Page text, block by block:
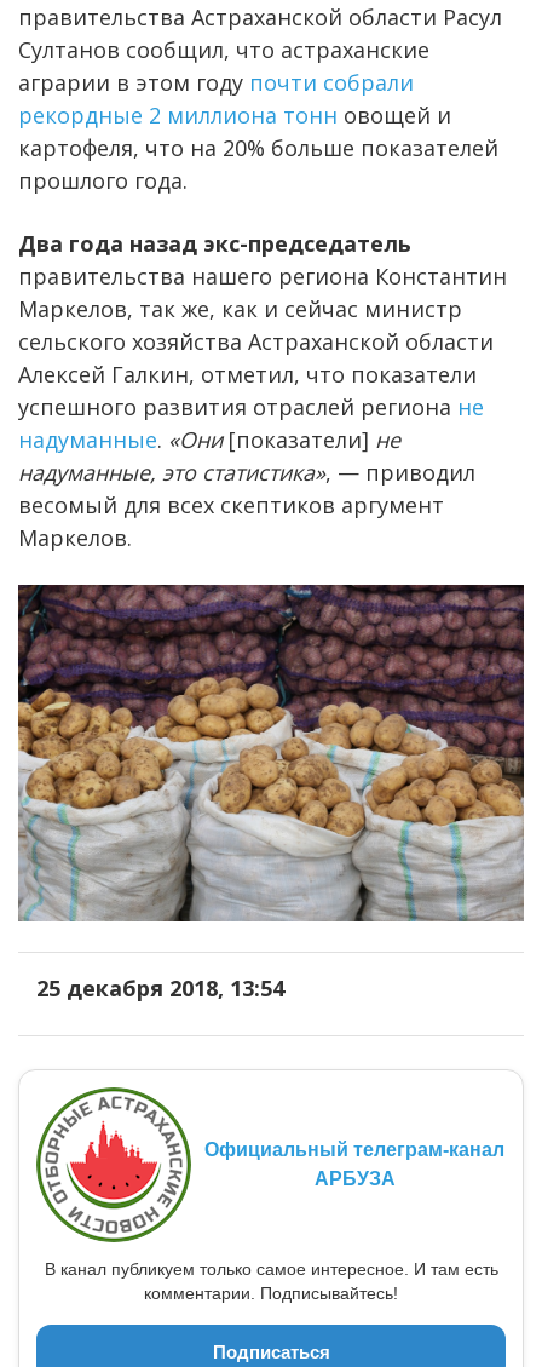
правительства Астраханской области Расул
Султанов сообщил, что астраханские
аграрии в этом году почти собрали
рекордные 2 миллиона тонн овощей и
картофеля, что на 20% больше показателей
прошлого года.
Два года назад экс-председатель
правительства нашего региона Константин
Маркелов, так же, как и сейчас министр
сельского хозяйства Астраханской области
Алексей Галкин, отметил, что показатели
успешного развития отраслей региона не
надуманные. «Они[показатели] не
надуманные, это статистика», — приводил
весомый для всех скептиков аргумент
Маркелов.
25 декабря 2018, 13:54
Официальный телеграм-канал
АРБУЗА
В канал публикуем только самое интересное. И там есть
комментарии. Подписывайтесь!
Подписаться